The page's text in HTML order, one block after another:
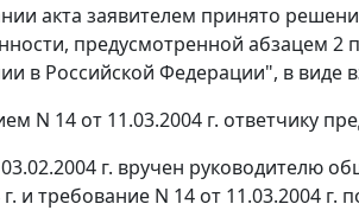
акта заявителем принято
предусмотренной абзацем 2
в Российской Федерации", в виде
N 14 от 11.03.2004 г. ответчику
г. вручен руководителю
г. и требование N 14 от 11.03.2004 г.